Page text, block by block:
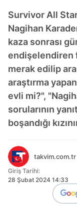
Survivor All Star
Nagihan
kaza sonrası
endişelendiren
merak edilip
araştırma
evli mi?",
sorularının
boşandığı
takvim.com.tr
Giriş Tarihi:
28 Şubat 2024 14:33